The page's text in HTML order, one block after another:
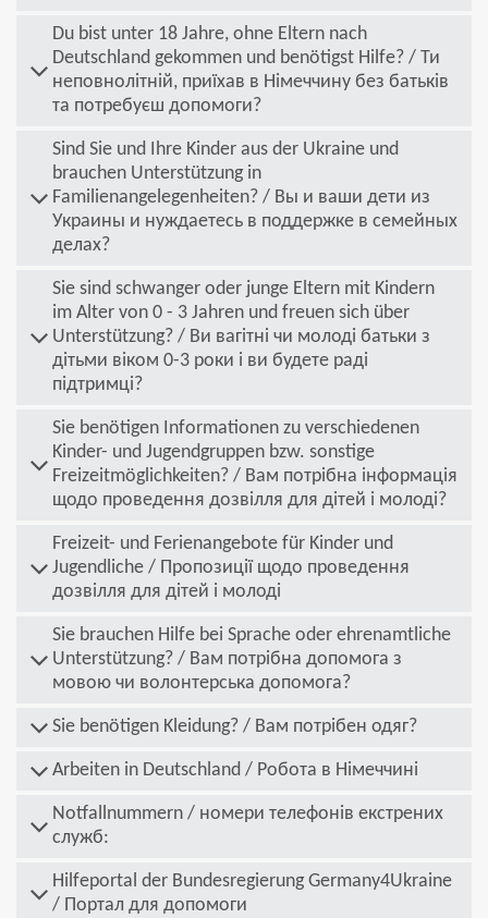
Du bist unter 18 Jahre, ohne Eltern nach
Deutschland gekommen und benötigst Hilfe? / Ти
неповнолітній, приїхав в Німеччину без батьків
та потребуєш допомоги?
Sind Sie und Ihre Kinder aus der Ukraine und
brauchen Unterstützung in
Familienangelegenheiten? / Вы и ваши дети из
Украины и нуждаетесь в поддержке в семейных
делах?
Sie sind schwanger oder junge Eltern mit Kindern
im Alter von 0 - 3 Jahren und freuen sich über
Unterstützung? / Ви вагітні чи молоді батьки з
дітьми віком 0-3 роки і ви будете раді
підтримці?
Sie benötigen Informationen zu verschiedenen
Kinder- und Jugendgruppen bzw. sonstige
Freizeitmöglichkeiten? / Вам потрібна інформація
щодо проведення дозвілля для дітей і молоді?
Freizeit- und Ferienangebote für Kinder und
Jugendliche / Пропозиції щодо проведення
дозвілля для дітей і молоді
Sie brauchen Hilfe bei Sprache oder ehrenamtliche
Unterstützung? / Вам потрібна допомога з
мовою чи волонтерська допомога?
Sie benötigen Kleidung? / Вам потрібен одяг?
Arbeiten in Deutschland / Робота в Німеччині
Notfallnummern / номери телефонів екстрених
служб:
Hilfeportal der Bundesregierung Germany4Ukraine
/ Портал для допомоги